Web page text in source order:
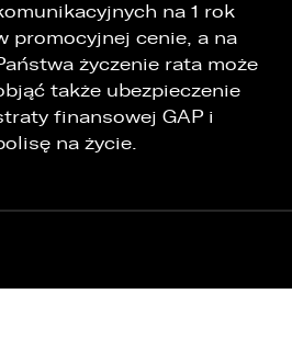
na 1 rok
promocyjnej cenie, a na
życzenie rata może
także ubezpieczenie
finansowej GAP i
na życie.
z realizacją wymogów
i w sprawie swobodnego